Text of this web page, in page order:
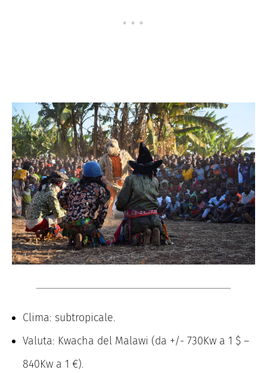
Clima: subtropicale.
Valuta: Kwacha del Malawi (da +/- 730Kw a 1 $ –
840Kw a 1 €).